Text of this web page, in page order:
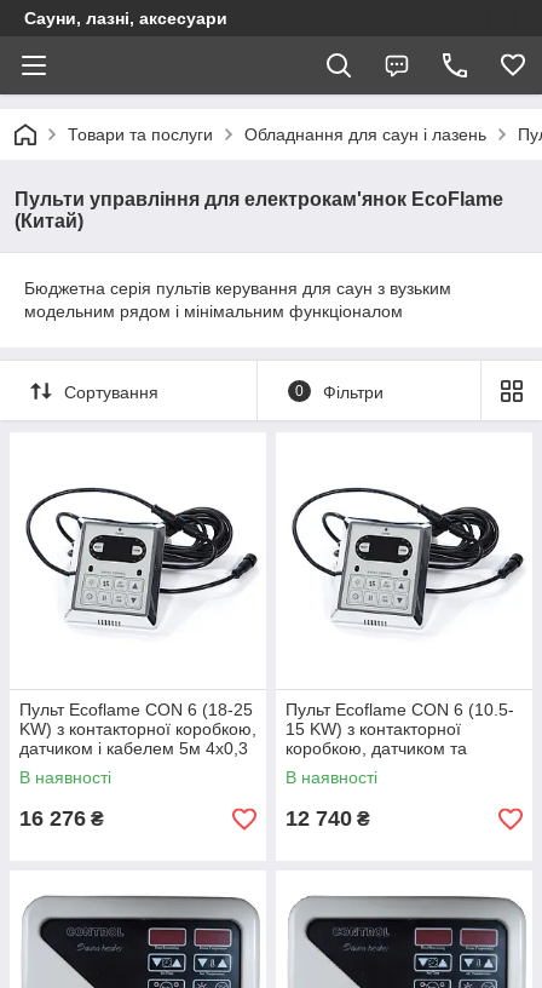
Сауни, лазні, аксесуари
Товари та послуги Обладнання для саун і лазень
Пульти управління для електрокам'янок EcoFlame
(Китай)
Бюджетна серія пультів керування для саун з вузьким
модельним рядом і мінімальним функціоналом
Сортування 0 Фільтри
Пульт Ecoflame CON 6 (18-25
KW) з контакторної коробкою,
датчиком і кабелем 5м 4х0,3
В наявності
16 276 ₴
Пульт Ecoflame CON 6 (10.5-
15 KW) з контакторної
коробкою, датчиком та
кабелем
В наявності
12 740 ₴